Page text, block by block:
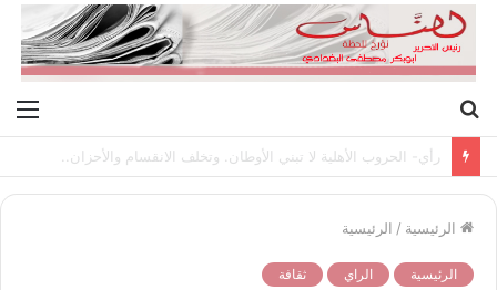
عن
رأي- الحروب الأهلية لا تبني الأوطان. وتخلف الانقسام والأحزان..
الرئيسية / الرئيسية
الرئيسية الراي ثقافة